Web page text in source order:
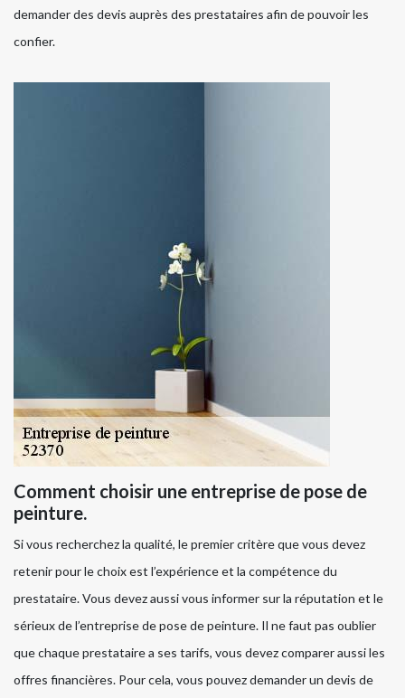
demander des devis auprès des prestataires afin de pouvoir les
confier.
Comment choisir une entreprise de pose de
peinture.
Si vous recherchez la qualité, le premier critère que vous devez
retenir pour le choix est l’expérience et la compétence du
prestataire. Vous devez aussi vous informer sur la réputation et le
sérieux de l’entreprise de pose de peinture. Il ne faut pas oublier
que chaque prestataire a ses tarifs, vous devez comparer aussi les
offres financières. Pour cela, vous pouvez demander un devis de